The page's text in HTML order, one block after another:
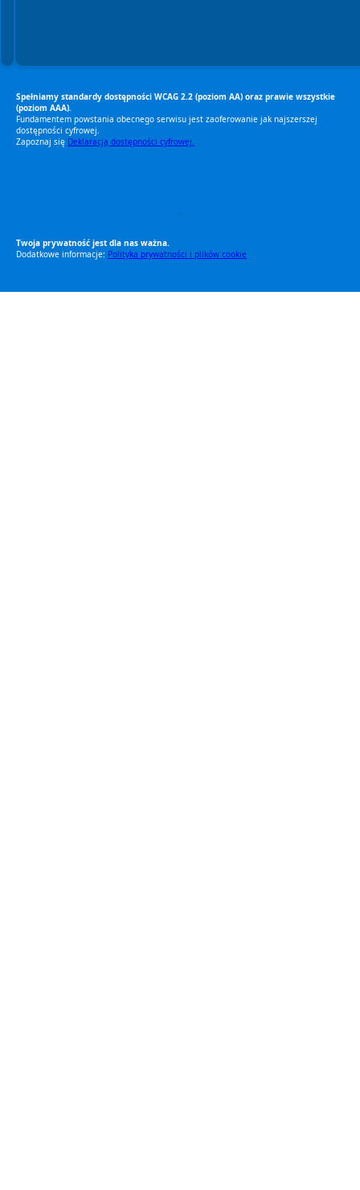
Spełniamy standardy dostępności WCAG 2.2 (poziom AA) oraz prawie wszystkie
(poziom AAA).
Fundamentem powstania obecnego serwisu jest zaoferowanie jak najszerszej
dostępności cyfrowej.
Zapoznaj się Deklaracją dostępności cyfrowej.
Twoja prywatność jest dla nas ważna.
Dodatkowe informacje: Polityka prywatności i plików cookie